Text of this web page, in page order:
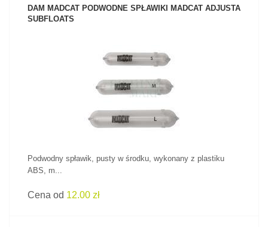
DAM MADCAT PODWODNE SPŁAWIKI MADCAT ADJUSTA
SUBFLOATS
ZOBACZ PRODUKT
Podwodny spławik, pusty w środku, wykonany z plastiku
ABS, m...
Cena od 12.00 zł